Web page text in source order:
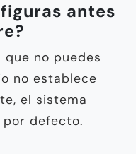
antes
no puedes
no establece
el sistema
defecto.